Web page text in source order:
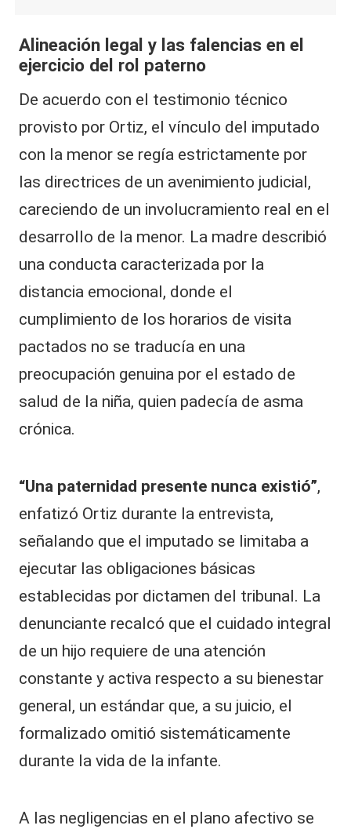
Alineación legal y las falencias en el
ejercicio del rol paterno
De acuerdo con el testimonio técnico
provisto por Ortiz, el vínculo del imputado
con la menor se regía estrictamente por
las directrices de un avenimiento judicial,
careciendo de un involucramiento real en el
desarrollo de la menor. La madre describió
una conducta caracterizada por la
distancia emocional, donde el
cumplimiento de los horarios de visita
pactados no se traducía en una
preocupación genuina por el estado de
salud de la niña, quien padecía de asma
crónica.
“Una paternidad presente nunca existió”,
enfatizó Ortiz durante la entrevista,
señalando que el imputado se limitaba a
ejecutar las obligaciones básicas
establecidas por dictamen del tribunal. La
denunciante recalcó que el cuidado integral
de un hijo requiere de una atención
constante y activa respecto a su bienestar
general, un estándar que, a su juicio, el
formalizado omitió sistemáticamente
durante la vida de la infante.
A las negligencias en el plano afectivo se